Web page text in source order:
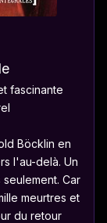
fascinante
Böcklin en
l'au-delà. Un
Car
meurtres et
du retour